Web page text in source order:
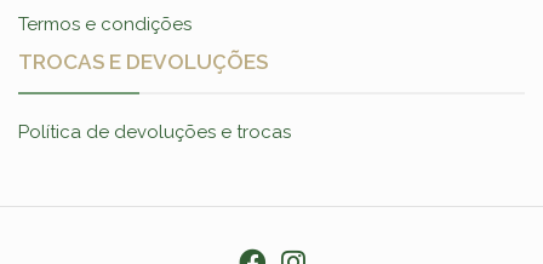
Termos e condições
TROCAS E DEVOLUÇÕES
Política de devoluções e trocas